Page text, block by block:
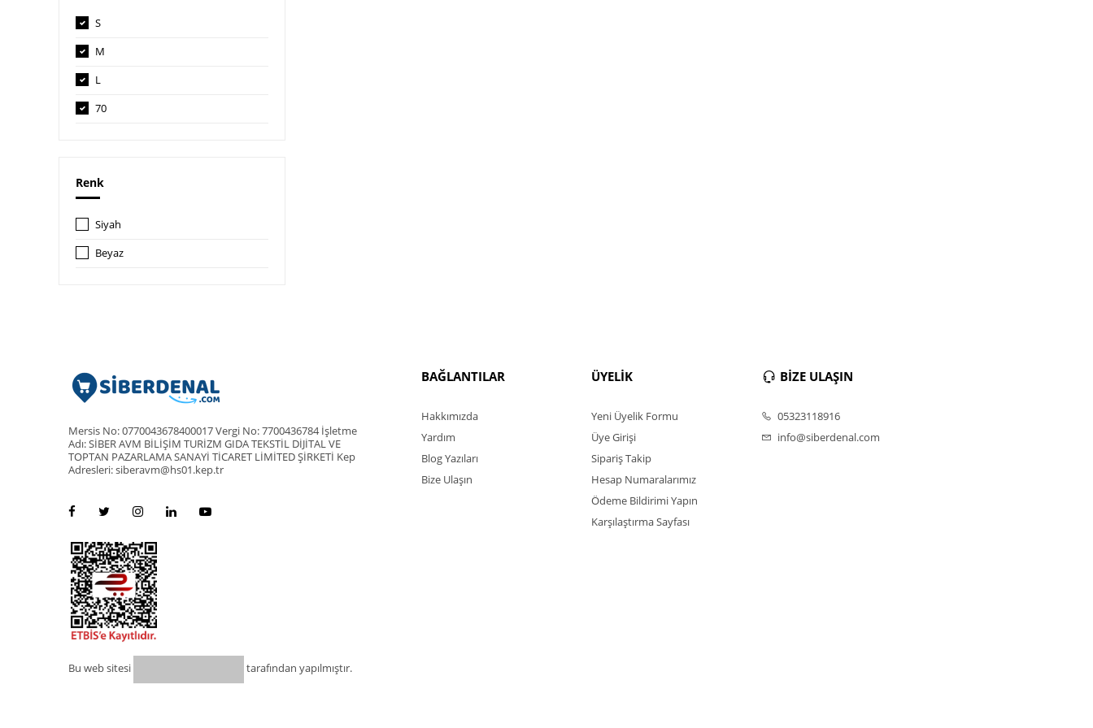
S
M
L
70
Renk
Siyah
Beyaz
Mersis No: 0770043678400017 Vergi No: 7700436784 İşletme
Adı: SİBER AVM BİLİŞİM TURİZM GIDA TEKSTİL DİJİTAL VE
TOPTAN PAZARLAMA SANAYİ TİCARET LİMİTED ŞİRKETİ Kep
Adresleri: siberavm@hs01.kep.tr
Bu web sitesi tarafından yapılmıştır.
BAĞLANTILAR
Hakkımızda
Yardım
Blog Yazıları
Bize Ulaşın
ÜYELİK
Yeni Üyelik Formu
Üye Girişi
Sipariş Takip
Hesap Numaralarımız
Ödeme Bildirimi Yapın
Karşılaştırma Sayfası
BİZE ULAŞIN
05323118916
info@siberdenal.com